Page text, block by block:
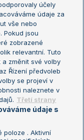
účely
údaje za
vše nebo
Pokud jsou
zobrazené
relevantní. Tuto
změnit své volby
Řízení předvoleb
se projeví v
naleznete v
Třetí strany
údaje s
poloze . Aktivní